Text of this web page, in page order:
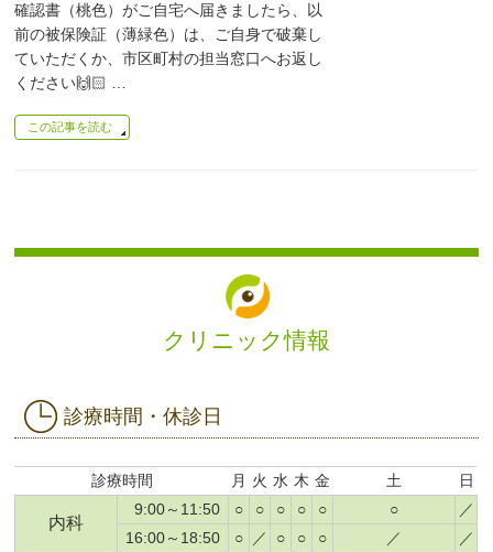
確認書（桃色）がご自宅へ届きましたら、以
前の被保険証（薄緑色）は、ご自身で破棄し
ていただくか、市区町村の担当窓口へお返し
ください🙌🏻 …
この記事を読む
クリニック情報
診療時間・休診日
診療時間 月 火 水 木 金 土 日
内科
9:00～11:50 ○ ○ ○ ○ ○ ○
／
16:00～18:50
○ ／ ○ ○ ○ ／ ／